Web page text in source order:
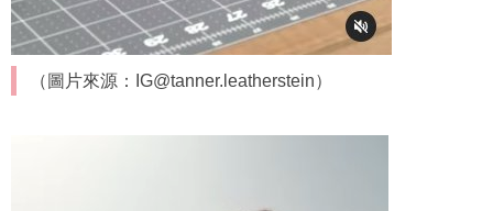
（圖片來源：IG@tanner.leatherstein）